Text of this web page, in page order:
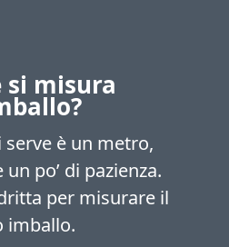
si misura
serve è un metro,
po’ di pazienza.
per misurare il
imballo.